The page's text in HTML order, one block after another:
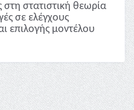
στη στατιστική θεωρία
σε ελέγχους
επιλογής μοντέλου